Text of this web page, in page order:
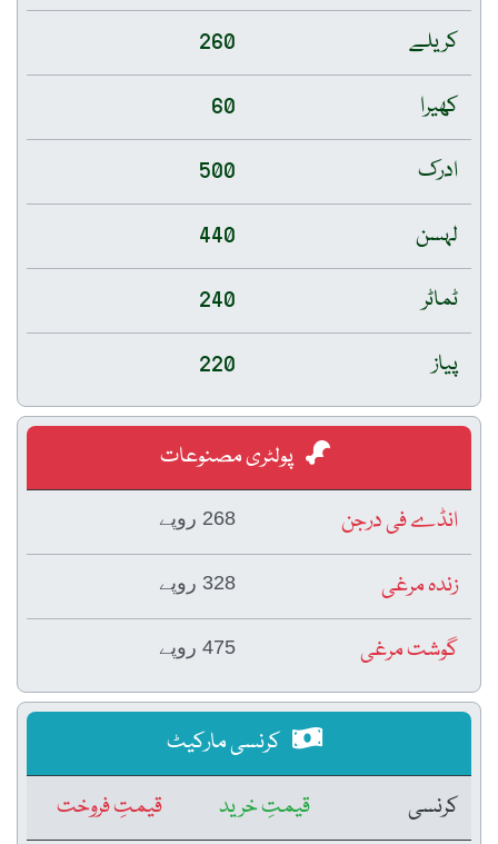
کریلے
260
کھیرا
60
ادرک
500
لہسن
440
ٹماٹر
240
پیاز
220
پولٹری مصنوعات
انڈے فی درجن
268 روپے
زندہ مرغی 328 روپے
گوشت مرغی 475 روپے
کرنسی مارکیٹ
کرنسی
قیمتِ خرید
قیمتِ فروخت